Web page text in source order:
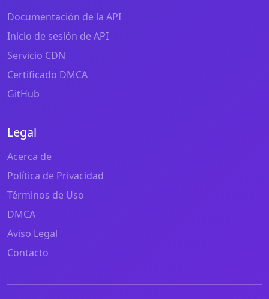
Documentación de la API
Inicio de sesión de API
Servicio CDN
Certificado DMCA
GitHub
Legal
Acerca de
Política de Privacidad
Términos de Uso
DMCA
Aviso Legal
Contacto